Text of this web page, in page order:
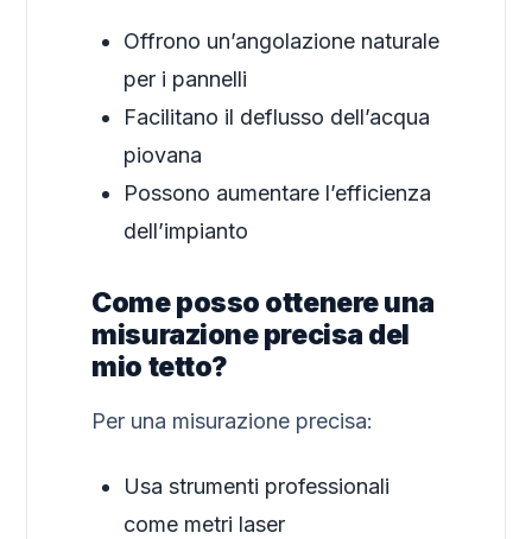
Offrono un’angolazione naturale
per i pannelli
Facilitano il deflusso dell’acqua
piovana
Possono aumentare l’efficienza
dell’impianto
Come posso ottenere una
misurazione precisa del
mio tetto?
Per una misurazione precisa:
Usa strumenti professionali
come metri laser